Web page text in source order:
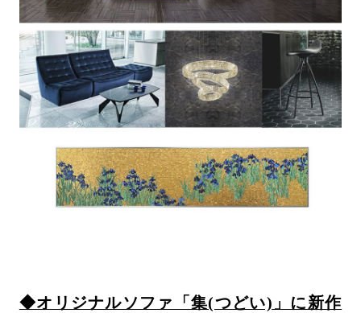
EN
CN
◆オリジナルソファ「集(つどい)」に新作